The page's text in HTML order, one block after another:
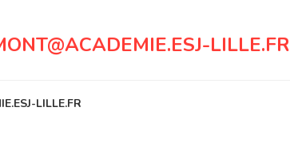
LILLE.FR
LILLE.FR